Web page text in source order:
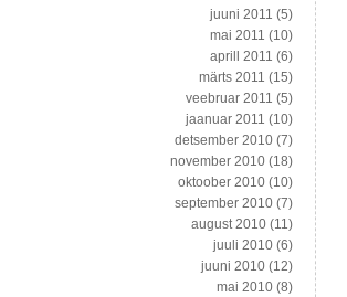
juuni 2011 (5)
mai 2011 (10)
aprill 2011 (6)
märts 2011 (15)
veebruar 2011 (5)
jaanuar 2011 (10)
detsember 2010 (7)
november 2010 (18)
oktoober 2010 (10)
september 2010 (7)
august 2010 (11)
juuli 2010 (6)
juuni 2010 (12)
mai 2010 (8)